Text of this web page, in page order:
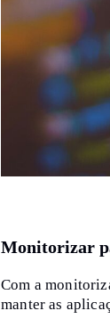
Monitorizar
Com a
manter as